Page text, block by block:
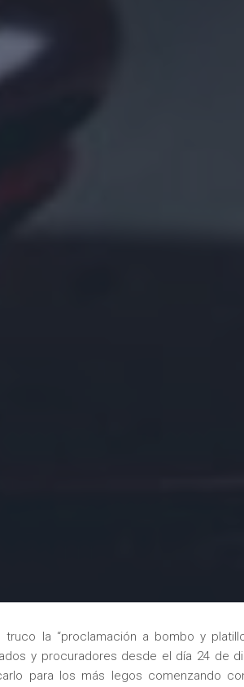
truco la “proclamación a bombo y
y procuradores desde el día 24 de
para los más legos comenzando